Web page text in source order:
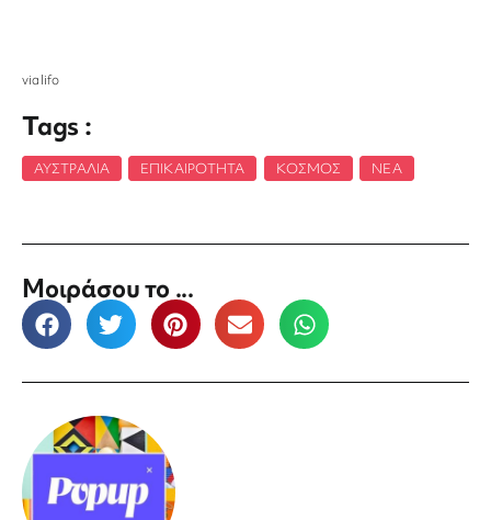
via lifo
Tags :
ΑΥΣΤΡΑΛΊΑ ΕΠΙΚΑΙΡΌΤΗΤΑ ΚΌΣΜΟΣ ΝΈΑ
Μοιράσου το ...